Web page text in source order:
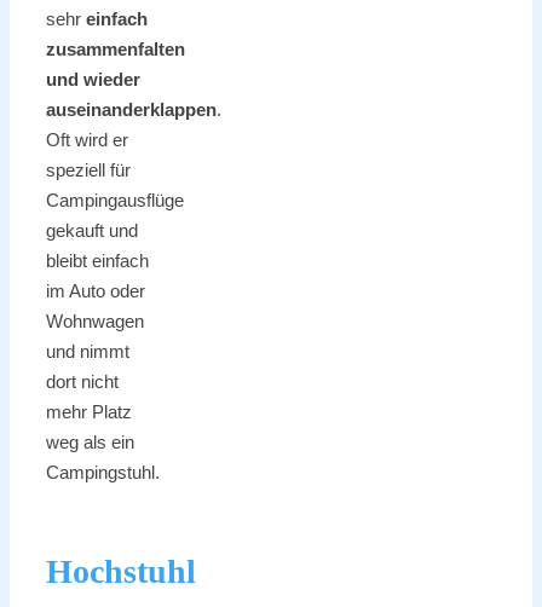
sehr einfach
zusammenfalten
und wieder
auseinanderklappen.
Oft wird er
speziell für
Campingausflüge
gekauft und
bleibt einfach
im Auto oder
Wohnwagen
und nimmt
dort nicht
mehr Platz
weg als ein
Campingstuhl.
Hochstuhl